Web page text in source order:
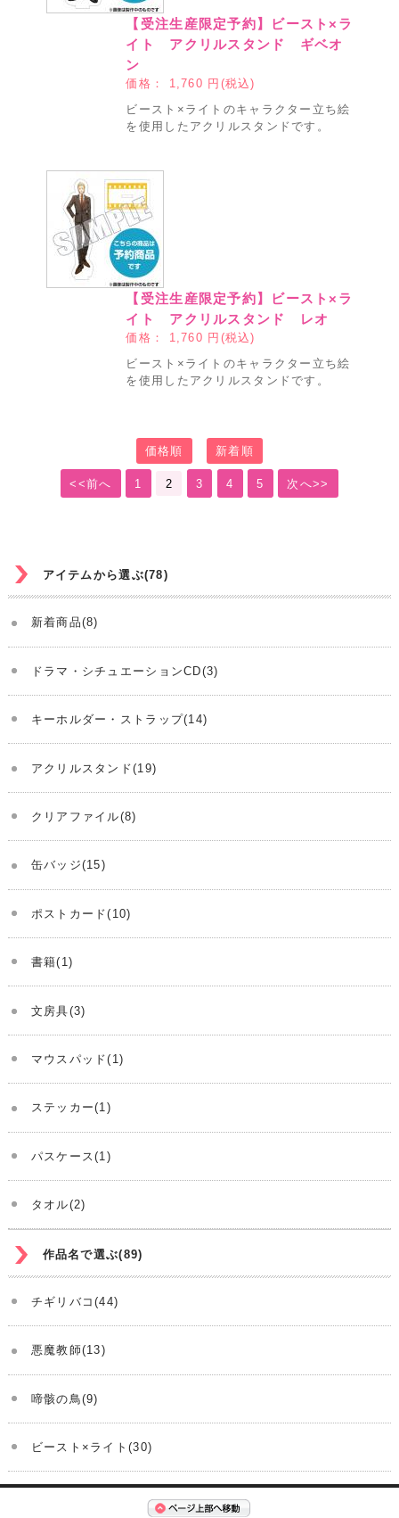
【受注生産限定予約】ビースト×ラ
イト アクリルスタンド ギベオ
ン
価格： 1,760 円(税込)
ビースト×ライトのキャラクター立ち絵
を使用したアクリルスタンドです。
【受注生産限定予約】ビースト×ラ
イト アクリルスタンド レオ
価格： 1,760 円(税込)
ビースト×ライトのキャラクター立ち絵
を使用したアクリルスタンドです。
価格順 新着順
<<前へ 1 2 3 4 5 次へ>>
アイテムから選ぶ(78)
新着商品(8)
ドラマ・シチュエーションCD(3)
キーホルダー・ストラップ(14)
アクリルスタンド(19)
クリアファイル(8)
缶バッジ(15)
ポストカード(10)
書籍(1)
文房具(3)
マウスパッド(1)
ステッカー(1)
パスケース(1)
タオル(2)
作品名で選ぶ(89)
チギリバコ(44)
悪魔教師(13)
啼骸の鳥(9)
ビースト×ライト(30)